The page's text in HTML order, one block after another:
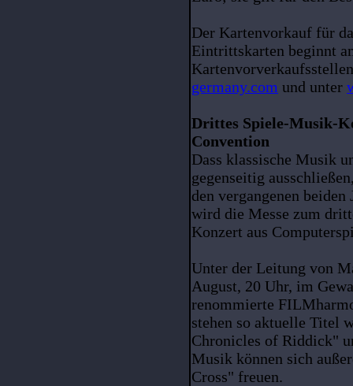
Der Kartenvorkauf für
Eintrittskarten beginnt
germany.com und unter
Drittes Spiele-Musik-
Convention
Dass klassische Musik
gegenseitig
den vergangenen
wird die Messe zum
Konzert aus
Unter der Leitung von
August, 20 Uhr, im
renommierte
stehen so aktuelle Titel
Chronicles of Riddick"
Musik können sich
Cross" freuen.